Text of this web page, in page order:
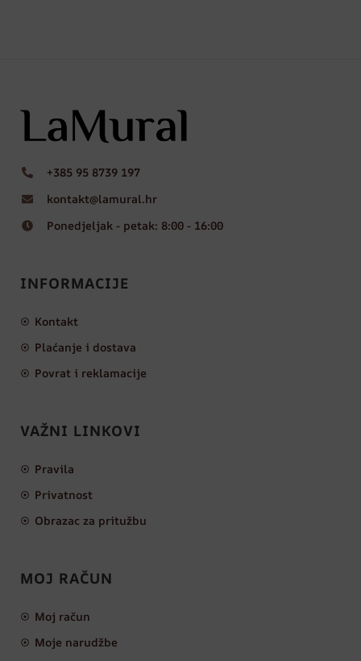
+385 95 8739 197
kontakt@lamural.hr
Ponedjeljak - petak: 8:00 - 16:00
INFORMACIJE
Kontakt
Plaćanje i dostava
Povrat i reklamacije
VAŽNI LINKOVI
Pravila
Privatnost
Obrazac za pritužbu
MOJ RAČUN
Moj račun
Moje narudžbe